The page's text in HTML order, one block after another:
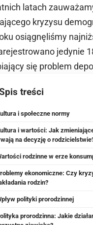
latach
kryzysu
osiągnęliśmy
jedynie
się problem
treści
i społeczne normy
i wartości: Jak
na decyzję o
rodzinne w erze
ekonomiczne: Czy
rodzin?
polityki prorodzinnej
prorodzinna: Jakie